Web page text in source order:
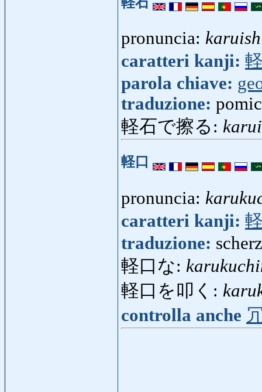
pronuncia:
caratteri kanji:
parola chiave:
traduzione:
軽石で擦る:
軽口
pronuncia:
caratteri kanji:
traduzione:
軽口な:
軽口を叩く:
controlla anche